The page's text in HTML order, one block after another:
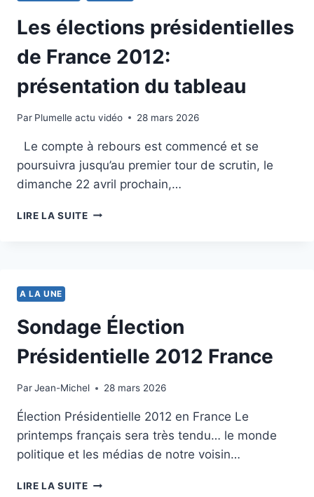
SE
Les élections présidentielles
de France 2012:
présentation du tableau
Par Plumelle actu vidéo
2 février 2012 28 mars 2026
Le compte à rebours est commencé et se
poursuivra jusqu’au premier tour de scrutin, le
dimanche 22 avril prochain,…
LIRE LA SUITELES
TABLEAU
A LA UNE
Sondage Élection
Présidentielle 2012 France
ParJean-Michel
1 février 2012 28 mars 2026
Élection Présidentielle 2012 en France Le
printemps français sera très tendu… le monde
politique et les médias de notre voisin…
LIRE LA SUITESONDAGE